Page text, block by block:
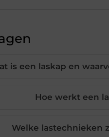
is een laskap en
Hoe werkt een
Welke lastechnieken